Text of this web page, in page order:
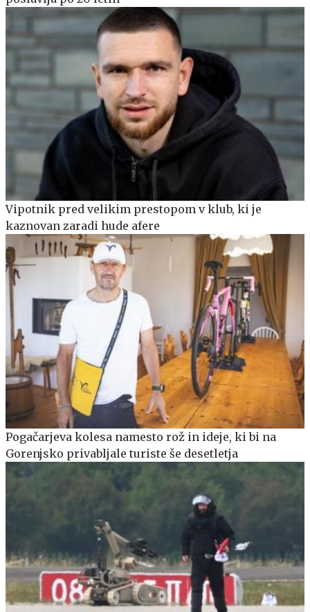
Vipotnik pred velikim prestopom v klub, ki je
kaznovan zaradi hude afere
Pogačarjeva kolesa namesto rož in ideje, ki bi na
Gorenjsko privabljale turiste še desetletja